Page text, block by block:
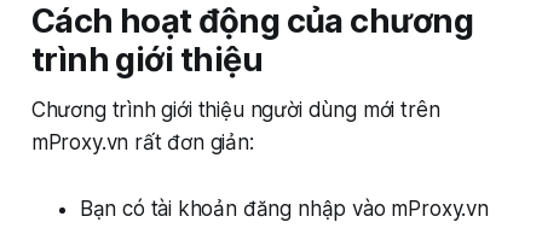
Cách hoạt động của chương
trình giới thiệu
Chương trình giới thiệu người dùng mới trên
mProxy.vn rất đơn giản:
Bạn có tài khoản đăng nhập vào mProxy.vn